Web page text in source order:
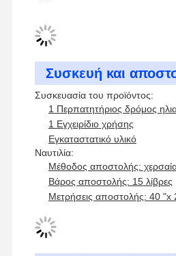
Συσκευή και
Συσκευασία του προϊόντος:
1 Περπατητήριος δρόμος
1 Εγχειρίδιο χρήσης
Εγκαταστατικό υλικό
Ναυτιλία:
Μέθοδος αποστολής:
Βάρος αποστολής: 15 λίβρες
Μετρήσεις αποστολής: 40 "x